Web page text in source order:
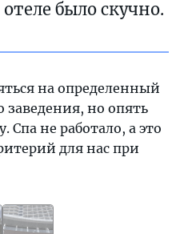
было скучно.
на определенный
заведения, но опять
Спа не работало, а это
для нас при